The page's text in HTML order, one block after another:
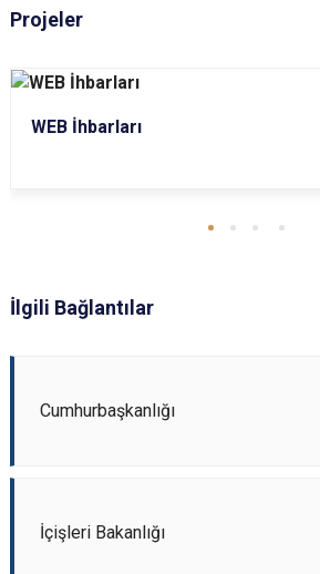
Projeler
WEB İhbarları
İlgili Bağlantılar
Cumhurbaşkanlığı
İçişleri Bakanlığı